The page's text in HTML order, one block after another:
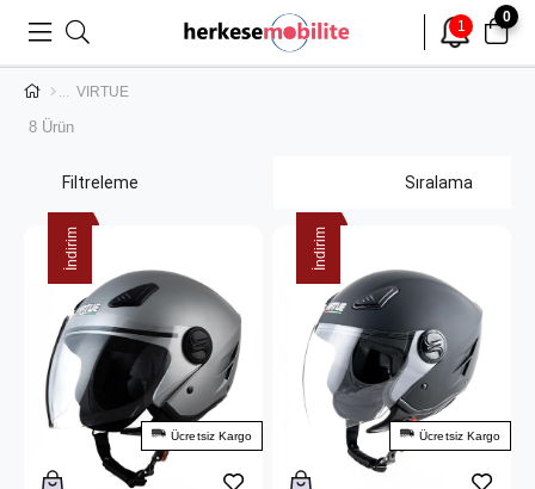
0
1
VIRTUE
8 Ürün
Filtreleme Sıralama
İndirim
Ücretsiz Kargo
İndirim
Ücretsiz Kargo